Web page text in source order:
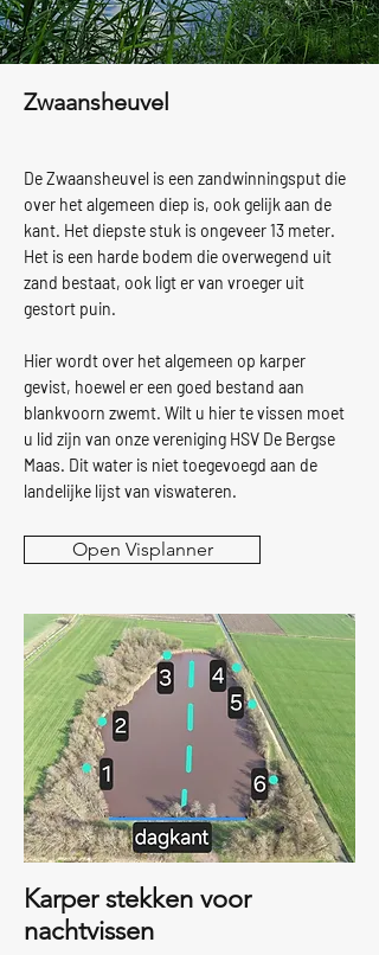
Zwaansheuvel
De Zwaansheuvel is een zandwinningsput die
over het algemeen diep is, ook gelijk aan de
kant. Het diepste stuk is ongeveer 13 meter.
Het is een harde bodem die overwegend uit
zand bestaat, ook ligt er van vroeger uit
gestort puin.
Hier wordt over het algemeen op karper
gevist, hoewel er een goed bestand aan
blankvoorn zwemt. Wilt u hier te vissen moet
u lid zijn van onze vereniging HSV De Bergse
Maas. Dit water is niet toegevoegd aan de
landelijke lijst van viswateren.
Open Visplanner
Karper stekken voor
nachtvissen